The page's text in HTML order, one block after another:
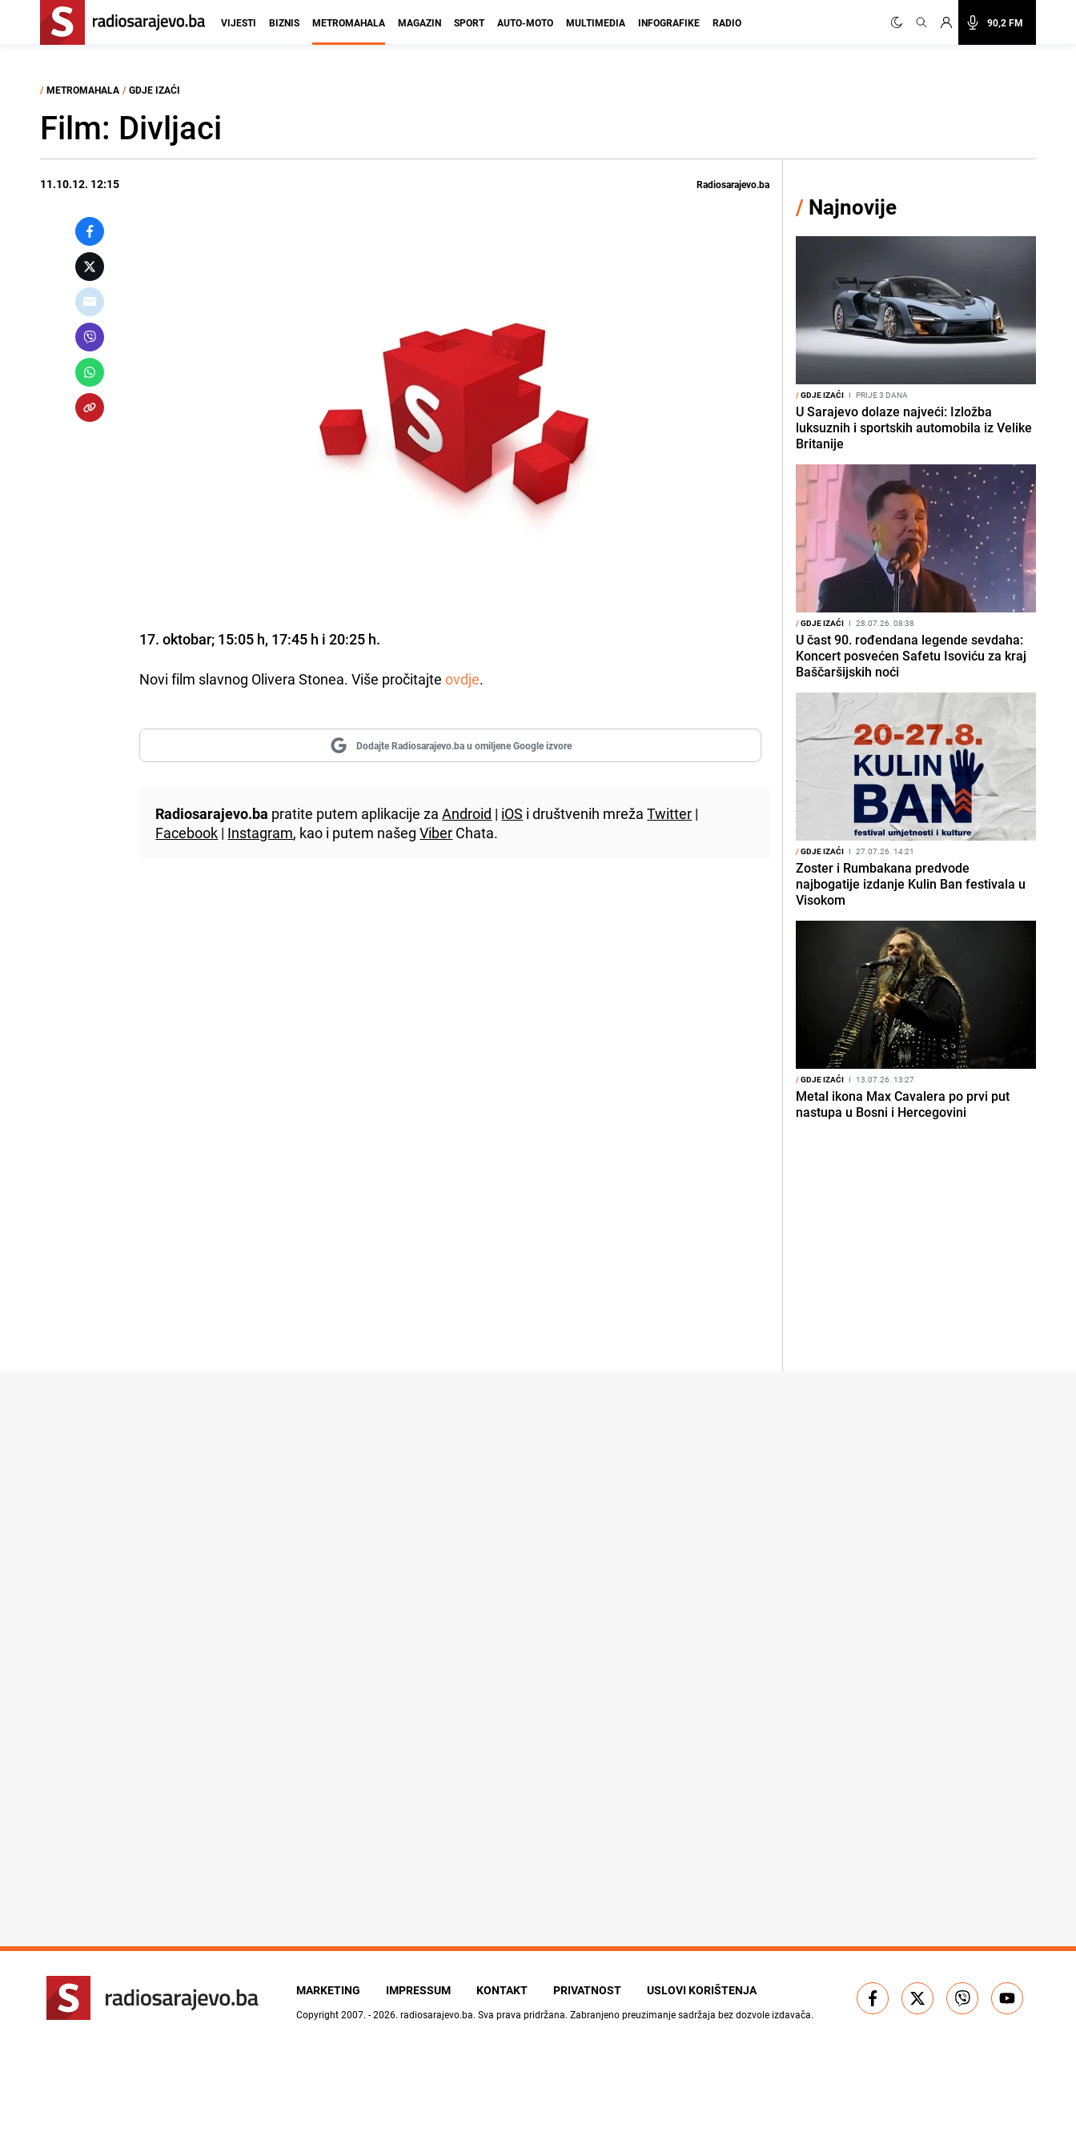
90,2 FM
VIJESTI BIZNIS METROMAHALA MAGAZIN SPORT AUTO-MOTO MULTIMEDIA INFOGRAFIKE RADIO
/ METROMAHALA / GDJE IZAĆI
Film: Divljaci
11.10.12. 12:15 Radiosarajevo.ba
17. oktobar; 15:05 h, 17:45 h i 20:25 h.
Novi film slavnog Olivera Stonea. Više pročitajteovdje.
Dodajte Radiosarajevo.ba u omiljene Google izvore
Radiosarajevo.ba pratite putem aplikacije zaAndroid | iOS i društvenih mrežaTwitter |
Facebook | Instagram, kao i putem našegViber Chata.
/ Najnovije
/GDJE IZAĆI I PRIJE 3 DANA
U Sarajevo dolaze najveći: Izložba
luksuznih i sportskih automobila iz Velike
Britanije
/GDJE IZAĆI I 28.07.26. 08:38
U čast 90. rođendana legende sevdaha:
Koncert posvećen Safetu Isoviću za kraj
Baščaršijskih noći
/GDJE IZAĆI I 27.07.26. 14:21
Zoster i Rumbakana predvode
najbogatije izdanje Kulin Ban festivala u
Visokom
/GDJE IZAĆI I 13.07.26. 13:27
Metal ikona Max Cavalera po prvi put
nastupa u Bosni i Hercegovini
MARKETING IMPRESSUM KONTAKT PRIVATNOST USLOVI KORIŠTENJA
Copyright 2007. - 2026. radiosarajevo.ba. Sva prava pridržana. Zabranjeno preuzimanje sadržaja bez dozvole izdavača.